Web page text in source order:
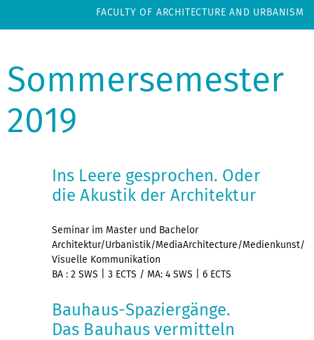
FACULTY OF ARCHITECTURE AND URBANISM
Sommersemester
2019
Ins Leere gesprochen. Oder
die Akustik der Architektur
Seminar im Master und Bachelor
Architektur/Urbanistik/MediaArchitecture/Medienkunst/
Visuelle Kommunikation
BA : 2 SWS | 3 ECTS / MA: 4 SWS | 6 ECTS
Bauhaus-Spaziergänge.
Das Bauhaus vermitteln